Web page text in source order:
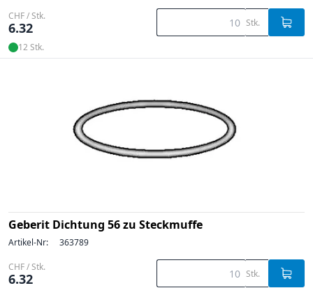
CHF / Stk.
6.32 Stk.
12 Stk.
Geberit Dichtung 56 zu Steckmuffe
Artikel-Nr: 363789
CHF / Stk.
6.32 Stk.